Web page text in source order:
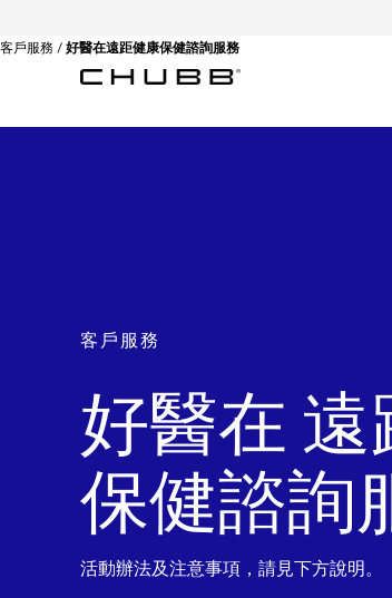
客戶服務
好醫在 遠
保健諮詢
活動辦法及注意事項，請見下方說明。
客戶服務 好醫在遠距健康保健諮詢服務